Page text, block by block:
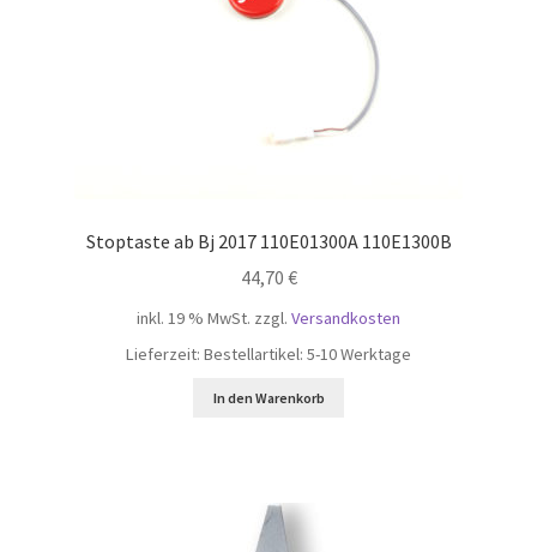
Stoptaste ab Bj 2017 110E01300A 110E1300B
44,70 €
inkl. 19 % MwSt. zzgl. Versandkosten
Lieferzeit: Bestellartikel: 5-10 Werktage
In den Warenkorb